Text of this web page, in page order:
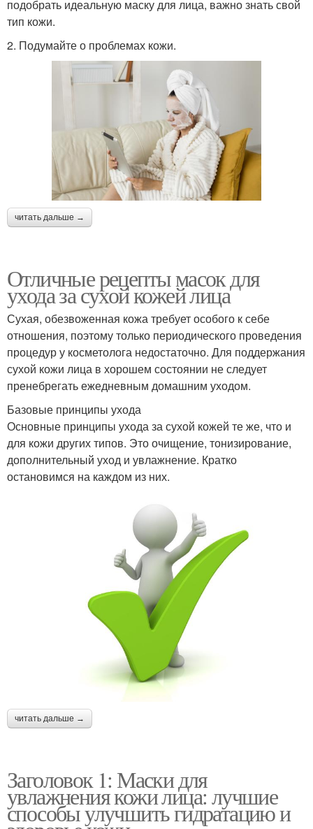
подобрать идеальную маску для лица, важно знать свой
тип кожи.
2. Подумайте о проблемах кожи.
читать дальше →
Отличные рецепты масок для
ухода за сухой кожей лица
Сухая, обезвоженная кожа требует особого к себе
отношения, поэтому только периодического проведения
процедур у косметолога недостаточно. Для поддержания
сухой кожи лица в хорошем состоянии не следует
пренебрегать ежедневным домашним уходом.
Базовые принципы ухода
Основные принципы ухода за сухой кожей те же, что и
для кожи других типов. Это очищение, тонизирование,
дополнительный уход и увлажнение. Кратко
остановимся на каждом из них.
читать дальше →
Заголовок 1: Маски для
увлажнения кожи лица: лучшие
способы улучшить гидратацию и